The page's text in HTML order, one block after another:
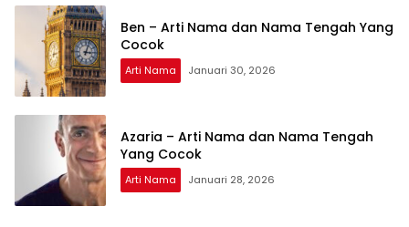
Ben – Arti Nama dan Nama Tengah Yang
Cocok
Arti Nama Januari 30, 2026
Azaria – Arti Nama dan Nama Tengah
Yang Cocok
Arti Nama Januari 28, 2026